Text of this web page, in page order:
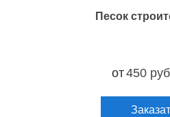
Песок
от450